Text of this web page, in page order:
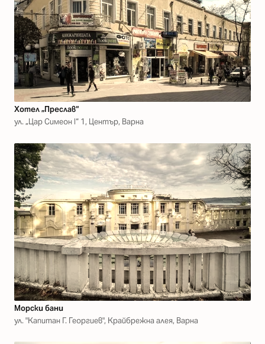
Хотел „Преслав“
ул. „Цар Симеон I“ 1, Център, Варна
Морски бани
ул. "Капитан Г. Георгиев", Крайбрежна алея, Варна